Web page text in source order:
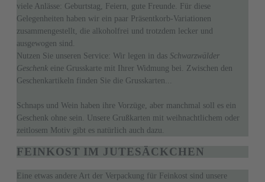
viele Anlässe: Geburtstag, Feiern, gute Freunde. Für diese
Gelegenheiten haben wir ein paar Präsentkorb-Variationen
zusammengestellt, die alkoholfrei und trotzdem lecker und
ausgewogen sind.
Nutzen Sie unseren Service: Wir legen in das Schwarzwälder
Geschenk eine Grusskarte mit Ihrer Widmung bei. Zwischen den
Geschenkartikeln finden Sie die Grusskarten...
Schnaps und Wein haben ihre Vorzüge, aber manchmal soll es ein
Geschenk ohne sein. Unsere Grußkarten mit weihnachtlichem oder
zeitlosem Motiv gibt es natürlich auch dazu.
FEINKOST IM JUTESÄCKCHEN
Eine etwas andere Art der Verpackung für Feinkost sind unsere